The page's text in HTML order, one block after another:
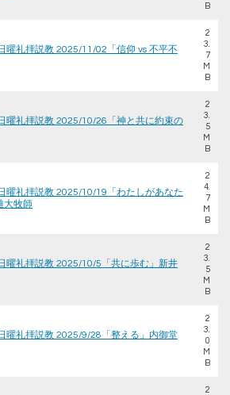
B
曜礼拝説教 2025/11/02「信仰 vs 不平不
2
3.
7
M
B
曜礼拝説教 2025/10/26「神と共に約束の
2
3.
5
M
B
曜礼拝説教 2025/10/19「わたしがあなた
大牧師
2
4.
7
M
B
曜礼拝説教 2025/10/5「共に歩む」新井
2
3.
5
M
B
曜礼拝説教 2025/9/28「整える」内御堂
2
3.
0
M
B
2